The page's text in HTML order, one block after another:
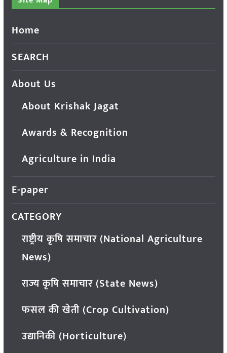
Home
SEARCH
About Us
About Krishak Jagat
Awards & Recognition
Agriculture in India
E-paper
CATEGORY
राष्ट्रीय कृषि समाचार (National Agriculture
News)
राज्य कृषि समाचार (State News)
फसल की खेती (Crop Cultivation)
उद्यानिकी (Horticulture)